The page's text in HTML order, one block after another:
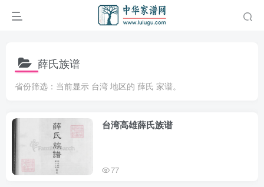
薛氏族谱
省份筛选：当前显示 台湾 地区的 薛氏 家谱。
台湾高雄薛氏族谱
77